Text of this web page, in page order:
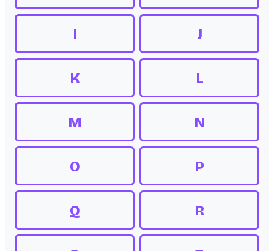
I J
K L
M N
O P
Q R